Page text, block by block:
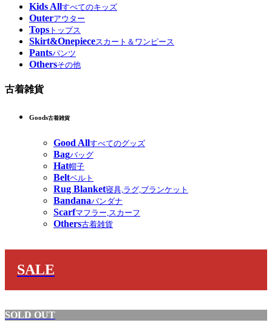
Kids Allすべてのキッズ
Outerアウター
Tops トップス
Skirt&Onepieceスカート＆ワンピース
Pantsパンツ
Othersその他
古着雑貨
Goods古着雑貨
Good Allすべてのグッズ
Bagバッグ
Hat帽子
Beltベルト
Rug Blanket寝具,ラグ,ブランケット
Bandanaバンダナ
Scarfマフラー,スカーフ
Others古着雑貨
SALE
SOLD OUT